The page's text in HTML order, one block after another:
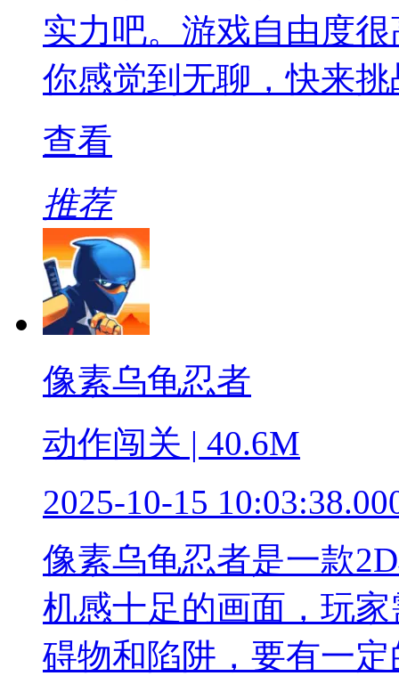
实力吧。游戏自由度
你感觉到无聊，快来
查看
推荐
像素乌龟忍者
动作闯关 | 40.6M
2025-10-15
像素乌龟忍者是一款
机感十足的画面，玩
碍物和陷阱，要有一